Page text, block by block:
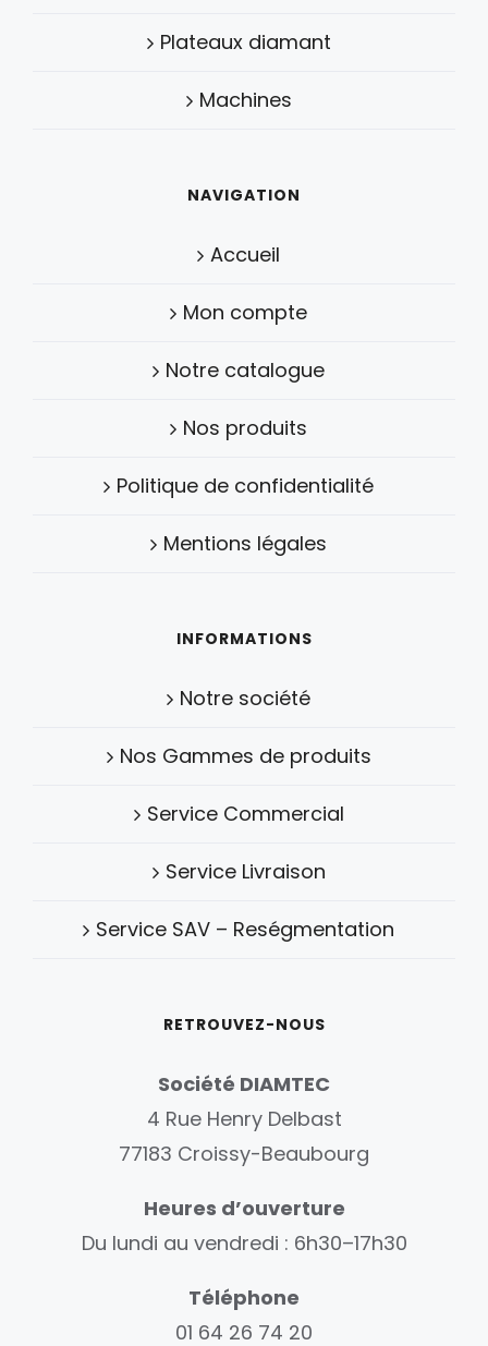
Plateaux diamant
Machines
NAVIGATION
Accueil
Mon compte
Notre catalogue
Nos produits
Politique de confidentialité
Mentions légales
INFORMATIONS
Notre société
Nos Gammes de produits
Service Commercial
Service Livraison
Service SAV – Reségmentation
RETROUVEZ-NOUS
Société DIAMTEC
4 Rue Henry Delbast
77183 Croissy-Beaubourg
Heures d’ouverture
Du lundi au vendredi : 6h30–17h30
Téléphone
01 64 26 74 20